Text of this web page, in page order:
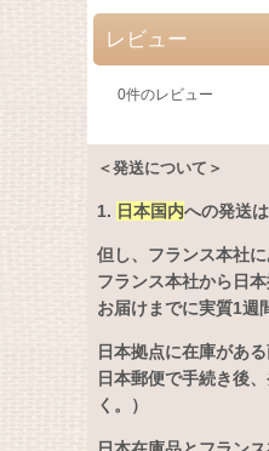
レビュー
0件のレビュー
＜発送について＞
1. 日本国内への発送は
但し、フランス本社
フランス本社から日
お届けまでに実質1週
日本拠点に在庫があ
日本郵便で手続き後
く。）